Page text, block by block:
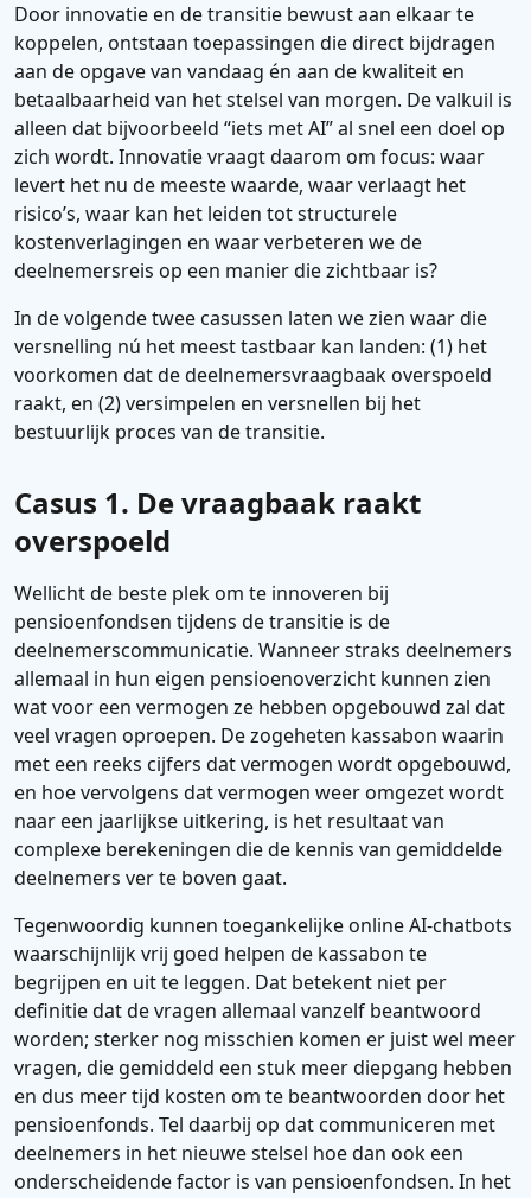
Door innovatie en de transitie bewust aan elkaar te
koppelen, ontstaan toepassingen die direct bijdragen
aan de opgave van vandaag én aan de kwaliteit en
betaalbaarheid van het stelsel van morgen. De valkuil is
alleen dat bijvoorbeeld “iets met AI” al snel een doel op
zich wordt. Innovatie vraagt daarom om focus: waar
levert het nu de meeste waarde, waar verlaagt het
risico’s, waar kan het leiden tot structurele
kostenverlagingen en waar verbeteren we de
deelnemersreis op een manier die zichtbaar is?
In de volgende twee casussen laten we zien waar die
versnelling nú het meest tastbaar kan landen: (1) het
voorkomen dat de deelnemersvraagbaak overspoeld
raakt, en (2) versimpelen en versnellen bij het
bestuurlijk proces van de transitie.
Casus 1. De vraagbaak raakt
overspoeld
Wellicht de beste plek om te innoveren bij
pensioenfondsen tijdens de transitie is de
deelnemerscommunicatie. Wanneer straks deelnemers
allemaal in hun eigen pensioenoverzicht kunnen zien
wat voor een vermogen ze hebben opgebouwd zal dat
veel vragen oproepen. De zogeheten kassabon waarin
met een reeks cijfers dat vermogen wordt opgebouwd,
en hoe vervolgens dat vermogen weer omgezet wordt
naar een jaarlijkse uitkering, is het resultaat van
complexe berekeningen die de kennis van gemiddelde
deelnemers ver te boven gaat.
Tegenwoordig kunnen toegankelijke online AI-chatbots
waarschijnlijk vrij goed helpen de kassabon te
begrijpen en uit te leggen. Dat betekent niet per
definitie dat de vragen allemaal vanzelf beantwoord
worden; sterker nog misschien komen er juist wel meer
vragen, die gemiddeld een stuk meer diepgang hebben
en dus meer tijd kosten om te beantwoorden door het
pensioenfonds. Tel daarbij op dat communiceren met
deelnemers in het nieuwe stelsel hoe dan ook een
onderscheidende factor is van pensioenfondsen. In het